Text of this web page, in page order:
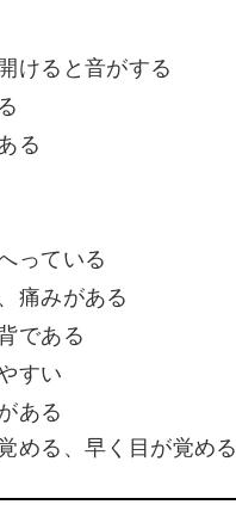
けると音がする
る
っている
痛みがある
である
すい
ある
める、早く目が覚める